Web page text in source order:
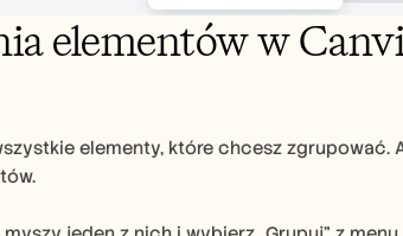
elementów w
elementy, które chcesz zgrupować.